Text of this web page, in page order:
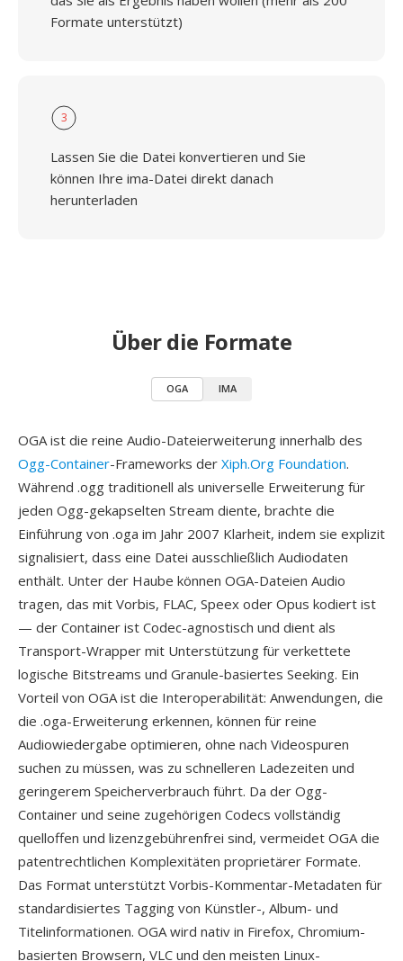
Formate unterstützt)
3
Lassen Sie die Datei konvertieren und Sie
können Ihre ima-Datei direkt danach
herunterladen
Über die Formate
OGA IMA
OGA ist die reine Audio-Dateierweiterung innerhalb des
Ogg-Container-Frameworks der Xiph.Org Foundation.
Während .ogg traditionell als universelle Erweiterung für
jeden Ogg-gekapselten Stream diente, brachte die
Einführung von .oga im Jahr 2007 Klarheit, indem sie explizit
signalisiert, dass eine Datei ausschließlich Audiodaten
enthält. Unter der Haube können OGA-Dateien Audio
tragen, das mit Vorbis, FLAC, Speex oder Opus kodiert ist
— der Container ist Codec-agnostisch und dient als
Transport-Wrapper mit Unterstützung für verkettete
logische Bitstreams und Granule-basiertes Seeking. Ein
Vorteil von OGA ist die Interoperabilität: Anwendungen, die
die .oga-Erweiterung erkennen, können für reine
Audiowiedergabe optimieren, ohne nach Videospuren
suchen zu müssen, was zu schnelleren Ladezeiten und
geringerem Speicherverbrauch führt. Da der Ogg-
Container und seine zugehörigen Codecs vollständig
quelloffen und lizenzgebührenfrei sind, vermeidet OGA die
patentrechtlichen Komplexitäten proprietärer Formate.
Das Format unterstützt Vorbis-Kommentar-Metadaten für
standardisiertes Tagging von Künstler-, Album- und
Titelinformationen. OGA wird nativ in Firefox, Chromium-
basierten Browsern, VLC und den meisten Linux-